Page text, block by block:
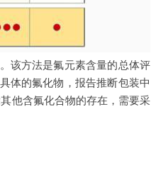
该方法是氟元素含量的总体评
体的氟化物，报告推断包装中
他含氟化合物的存在，需要采